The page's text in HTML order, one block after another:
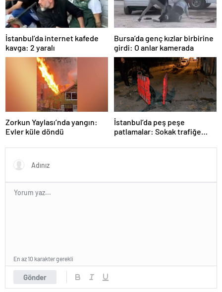
İstanbul’da internet kafede
kavga: 2 yaralı
Bursa’da genç kızlar birbirine
girdi: O anlar kamerada
Zorkun Yaylası’nda yangın:
Evler küle döndü
İstanbul’da peş peşe
patlamalar: Sokak trafiğe
Gönder
En az 10 karakter gerekli